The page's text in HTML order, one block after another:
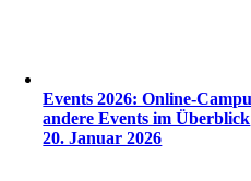
Events 2026: Online-
andere Events im Überblick
20. Januar 2026